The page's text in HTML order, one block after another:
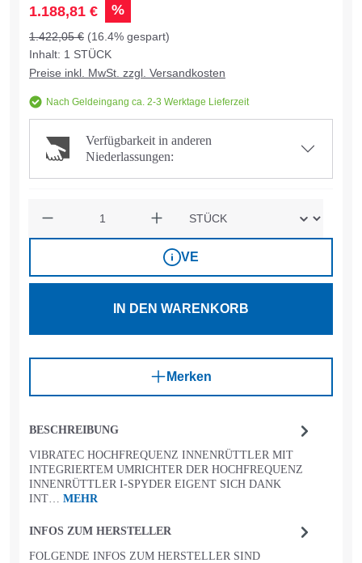
BESCHREIBUNG
VIBRATEC HOCHFREQUENZ INNENRÜTTLER MIT
INTEGRIERTEM UMRICHTER DER HOCHFREQUENZ
INNENRÜTTLER I-SPYDER EIGENT SICH DANK
INT… MEHR
INFOS ZUM HERSTELLER
FOLGENDE INFOS ZUM HERSTELLER SIND
1.188,81 € %
1.422,05 € (16.4% gespart)
Inhalt: 1 STÜCK
Preise inkl. MwSt. zzgl. Versandkosten
Nach Geldeingang ca. 2-3 Werktage Lieferzeit
Verfügbarkeit in anderen
Niederlassungen:
VE
IN DEN WARENKORB
Merken